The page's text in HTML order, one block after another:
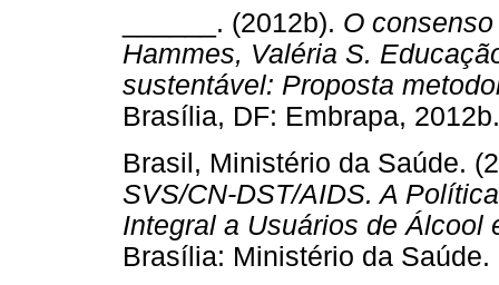
______. (2012b). O
Hammes, Valéria S.
sustentável: Proposta
Brasília, DF: Embrapa,
Brasil, Ministério da Saúde.
SVS/CN-DST/AIDS. A
Integral a Usuários de Álcool
Brasília: Ministério da Saúde.